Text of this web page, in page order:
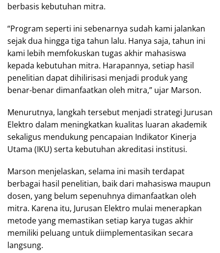
berbasis kebutuhan mitra.
“Program seperti ini sebenarnya sudah kami jalankan
sejak dua hingga tiga tahun lalu. Hanya saja, tahun ini
kami lebih memfokuskan tugas akhir mahasiswa
kepada kebutuhan mitra. Harapannya, setiap hasil
penelitian dapat dihilirisasi menjadi produk yang
benar-benar dimanfaatkan oleh mitra,” ujar Marson.
Menurutnya, langkah tersebut menjadi strategi Jurusan
Elektro dalam meningkatkan kualitas luaran akademik
sekaligus mendukung pencapaian Indikator Kinerja
Utama (IKU) serta kebutuhan akreditasi institusi.
Marson menjelaskan, selama ini masih terdapat
berbagai hasil penelitian, baik dari mahasiswa maupun
dosen, yang belum sepenuhnya dimanfaatkan oleh
mitra. Karena itu, Jurusan Elektro mulai menerapkan
metode yang memastikan setiap karya tugas akhir
memiliki peluang untuk diimplementasikan secara
langsung.